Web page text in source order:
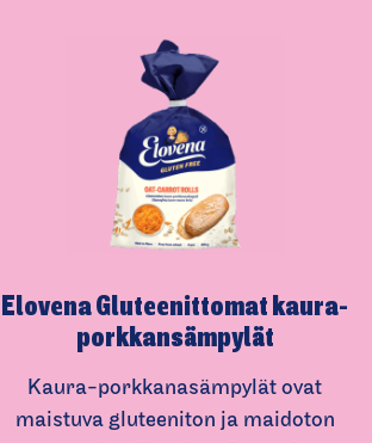
Elovena Gluteenittomat kaura-
pork­kan­sämpylät
Kaura-porkkanasämpylät ovat
maistuva gluteeniton ja maidoton